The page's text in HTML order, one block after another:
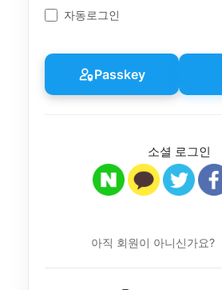
호
자동로그인
Passkey
소셜 로그인
아직 회원이 아니신가요?